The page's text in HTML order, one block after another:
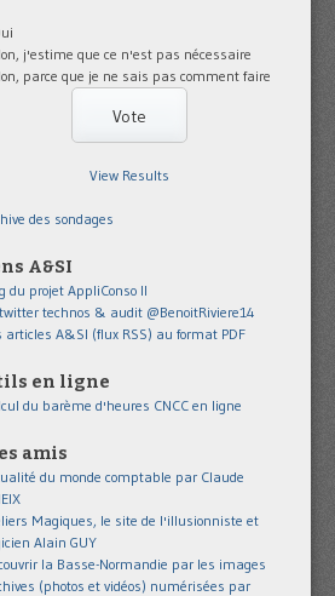
j'estime que ce n'est pas nécessaire
parce que je ne sais pas comment faire
View Results
des sondages
A&SI
du projet AppliConso II
technos & audit @BenoitRiviere14
articles A&SI (flux RSS) au format PDF
en ligne
du barème d'heures CNCC en ligne
amis
du monde comptable par Claude
Magiques, le site de l'illusionniste et
Alain GUY
la Basse-Normandie par les images
(photos et vidéos) numérisées par